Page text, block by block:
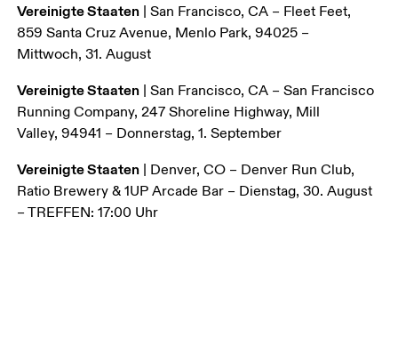
Vereinigte Staaten | San Francisco, CA – Fleet Feet,
859 Santa Cruz Avenue, Menlo Park, 94025 –
Mittwoch, 31. August
Vereinigte Staaten | San Francisco, CA – San Francisco
Running Company, 247 Shoreline Highway, Mill
Valley, 94941 – Donnerstag, 1. September
Vereinigte Staaten | Denver, CO – Denver Run Club,
Ratio Brewery & 1UP Arcade Bar – Dienstag, 30. August
– TREFFEN: 17:00 Uhr